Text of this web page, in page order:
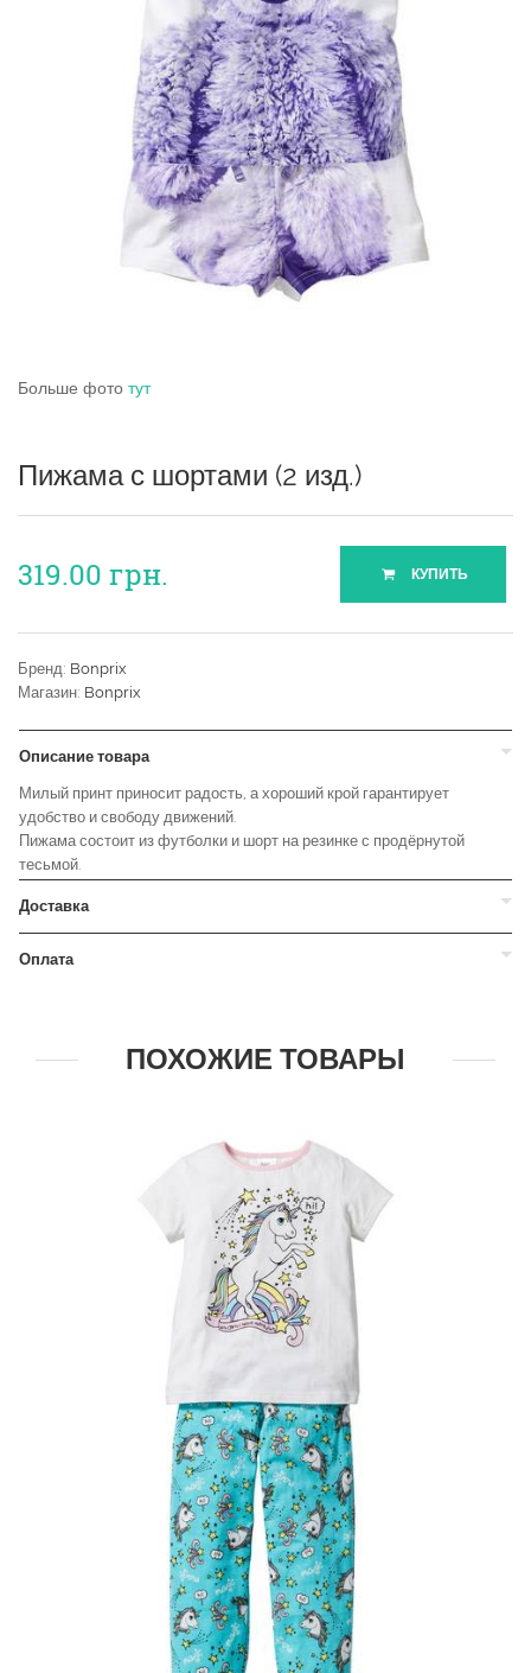
Больше фото тут
Пижама с шортами (2 изд.)
319.00 грн. КУПИТЬ
Бренд: Bonprix
Магазин: Bonprix
Описание товара
Милый принт приносит радость, а хороший крой гарантирует
удобство и свободу движений.
Пижама состоит из футболки и шорт на резинке с продёрнутой
тесьмой.
Доставка
Оплата
ПОХОЖИЕ ТОВАРЫ